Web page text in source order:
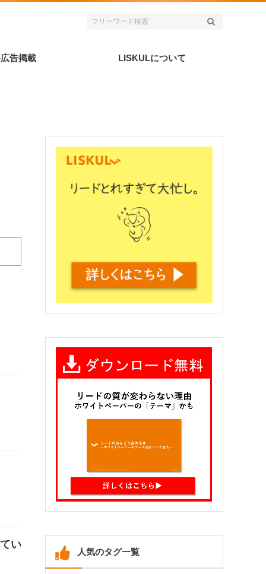
告掲載 LISKULについて
い
人気のタグ一覧